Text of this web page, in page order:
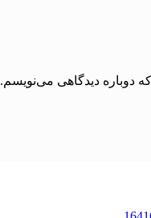
دوباره دیدگاهی می‌نویسم.